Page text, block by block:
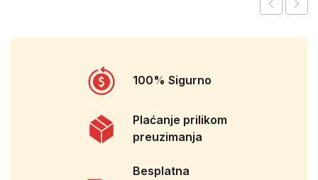
100% Sigurno
Plaćanje prilikom
preuzimanja
Besplatna